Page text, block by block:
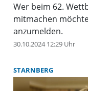
Wer beim 62.
mitmachen
anzumelden.
30.10.2024 12:29 Uhr
STARNBERG